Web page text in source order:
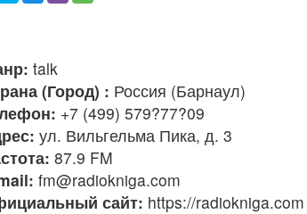
talk
(Город) : Россия (Барнаул)
+7 (499) 579?77?09
ул. Вильгельма Пика, д. 3
87.9 FM
fm@radiokniga.com
сайт: https://radiokniga.com